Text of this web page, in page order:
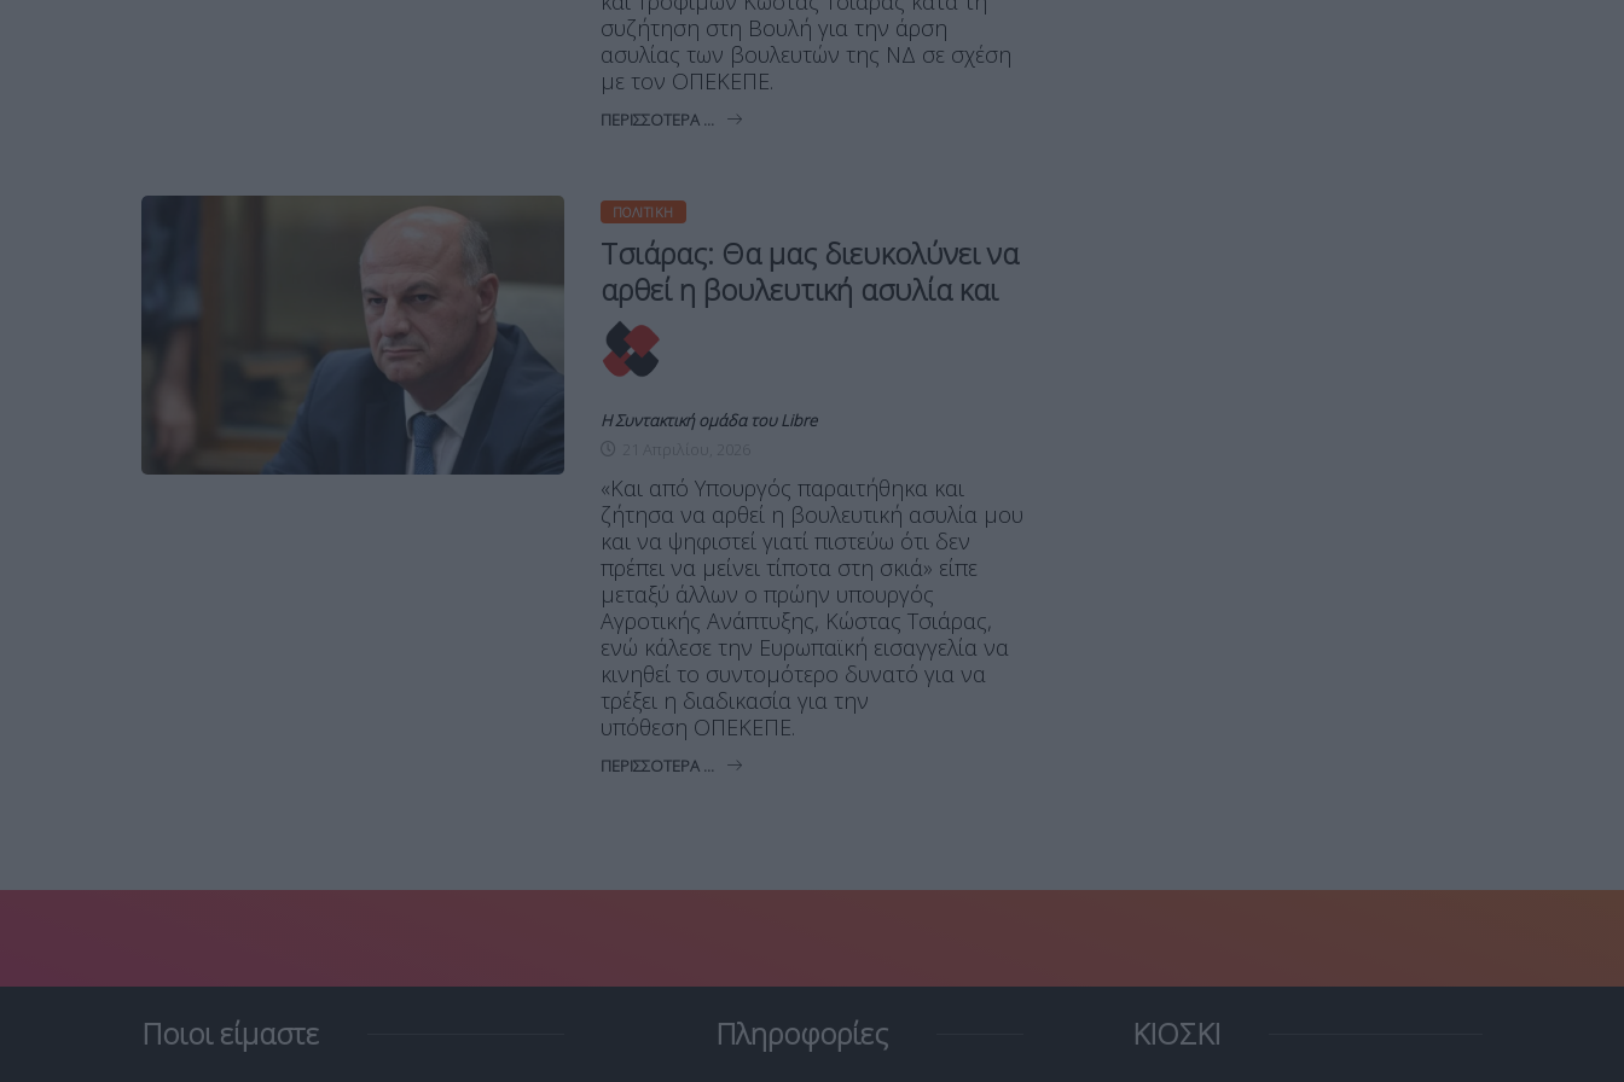
συζήτηση στη Βουλή για την άρση
ασυλίας των βουλευτών της ΝΔ σε σχέση
με τον ΟΠΕΚΕΠΕ.
ΠΕΡΙΣΣΌΤΕΡΑ ...
ΠΟΛΙΤΙΚΉ
Τσιάρας: Θα μας διευκολύνει να
αρθεί η βουλευτική ασυλία και
Η Συντακτική ομάδα του Libre
«Και από Υπουργός παραιτήθηκα και
ζήτησα να αρθεί η βουλευτική ασυλία μου
και να ψηφιστεί γιατί πιστεύω ότι δεν
πρέπει να μείνει τίποτα στη σκιά» είπε
μεταξύ άλλων ο πρώην υπουργός
Αγροτικής Ανάπτυξης, Κώστας Τσιάρας,
ενώ κάλεσε την Ευρωπαϊκή εισαγγελία να
κινηθεί το συντομότερο δυνατό για να
τρέξει η διαδικασία για την
υπόθεση ΟΠΕΚΕΠΕ.
ΠΕΡΙΣΣΌΤΕΡΑ ...
Ποιοι είμαστε Πληροφορίες ΚΙΟΣΚΙ